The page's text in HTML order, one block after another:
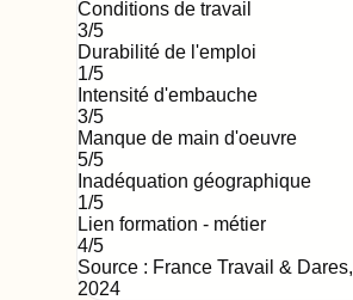
Conditions de travail
3/5
Durabilité de l'emploi
1/5
Intensité d'embauche
3/5
Manque de main d'oeuvre
5/5
Inadéquation géographique
1/5
Lien formation - métier
4/5
Source : France Travail & Dares,
2024